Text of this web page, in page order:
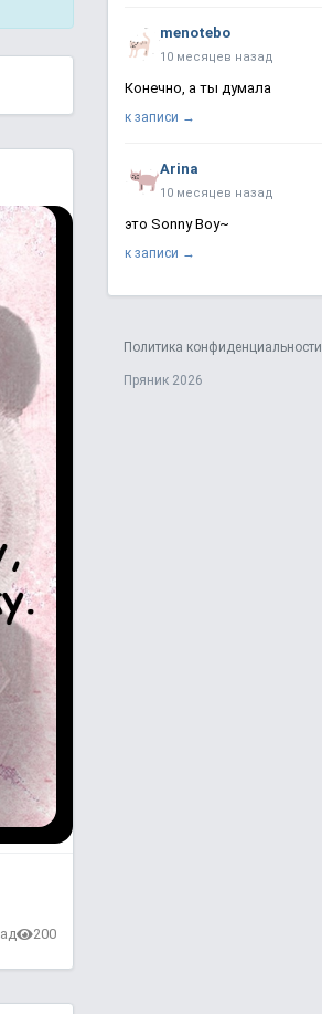
200
menotebo
10 месяцев назад
Конечно, а ты думала
к записи →
Arina
10 месяцев назад
это Sonny Boy~
к записи →
Политика конфиденциальности
Пряник 2026